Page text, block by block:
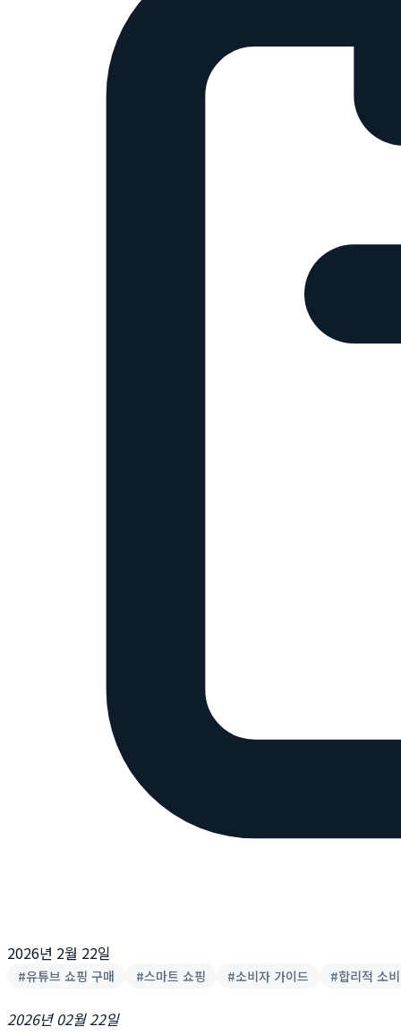
2026년 2월 22일
#유튜브 쇼핑 구매 #스마트 쇼핑 #소비자 가이드 #합리적 소비
2026년 02월 22일